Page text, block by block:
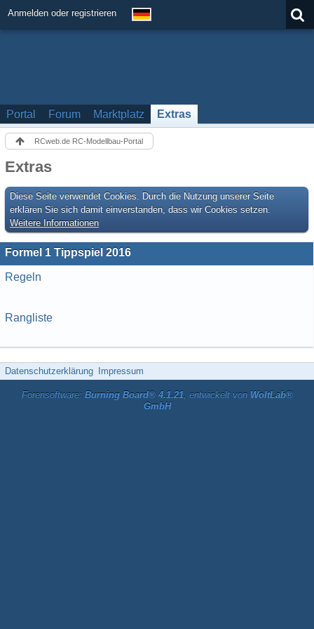
Anmelden oder registrieren
Portal Forum Marktplatz Extras
RCweb.de RC-Modellbau-Portal
Extras
Diese Seite verwendet Cookies. Durch die Nutzung unserer Seite
erklären Sie sich damit einverstanden, dass wir Cookies setzen.
Weitere Informationen
Formel 1 Tippspiel 2016
Regeln
Rangliste
Datenschutzerklärung Impressum
Forensoftware: Burning Board® 4.1.21, entwickelt von WoltLab®
GmbH